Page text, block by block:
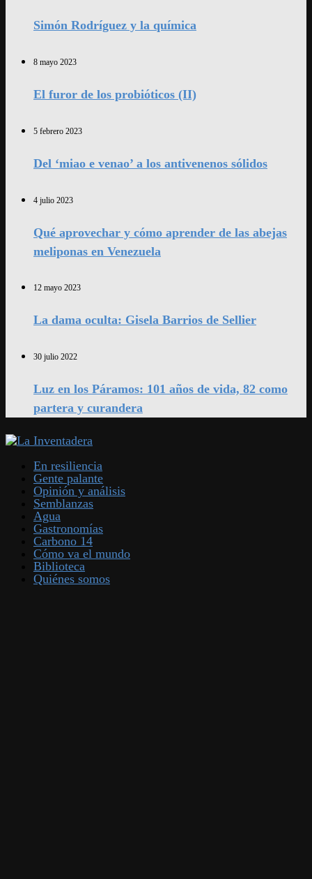
Simón Rodríguez y la química
8 mayo 2023
El furor de los probióticos (II)
5 febrero 2023
Del ‘miao e venao’ a los antivenenos sólidos
4 julio 2023
Qué aprovechar y cómo aprender de las abejas
meliponas en Venezuela
12 mayo 2023
La dama oculta: Gisela Barrios de Sellier
30 julio 2022
Luz en los Páramos: 101 años de vida, 82 como
partera y curandera
En resiliencia
Gente palante
Opinión y análisis
Semblanzas
Agua
Gastronomías
Carbono 14
Cómo va el mundo
Biblioteca
Quiénes somos